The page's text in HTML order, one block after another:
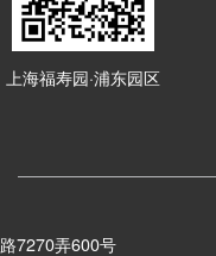
上海福寿园·浦东园区
7270弄600号